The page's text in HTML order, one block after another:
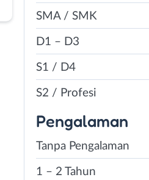
SMA / SMK
D1 – D3
S1 / D4
S2 / Profesi
Pengalaman
Tanpa Pengalaman
1 – 2 Tahun